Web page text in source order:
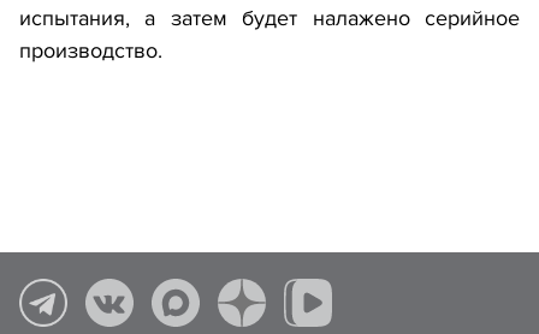
испытания, а затем будет налажено серийное
производство.